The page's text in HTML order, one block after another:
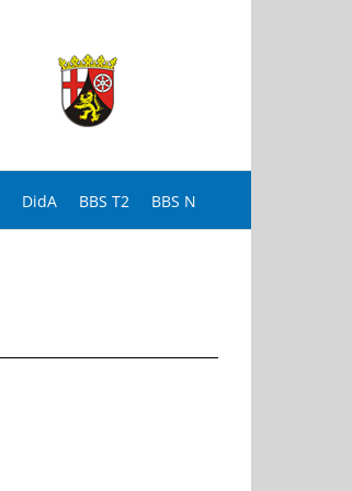
BBS N
BBS T2
DidA